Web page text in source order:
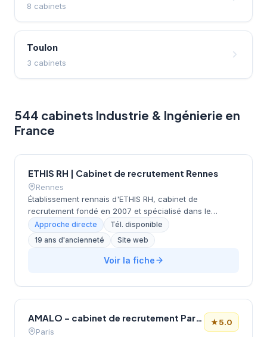
8 cabinets
Toulon
3 cabinets
544 cabinets Industrie & Ingénierie en
France
ETHIS RH | Cabinet de recrutement Rennes
Rennes
Établissement rennais d'ETHIS RH, cabinet de
recrutement fondé en 2007 et spécialisé dans le
conseil en ressources humaines. Depuis ses bureaux
rue Docteur Regnault, au cœur de Rennes, l'équipe
accompagne les entreprises bretonnes dans leurs
recherches de talents à travers une approche
Approche directe
Tél. disponible
19 ans d'ancienneté
Site web
Voir la fiche
AMALO – cabinet de recrutement Paris (spécialisé industrie, logistique, supply chain, adv). Ile-de-France
Paris
★5.0